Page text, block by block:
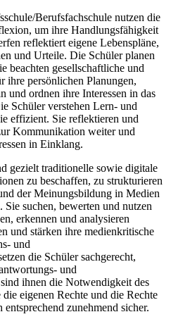
Berufsfachschule nutzen die
um ihre Handlungsfähigkeit
reflektiert eigene Lebenspläne,
und Urteile. Die Schüler planen
beachten gesellschaftliche und
ihre persönlichen Planungen,
und ordnen ihre Interessen in das
Schüler verstehen Lern- und
effizient. Sie reflektieren und
Kommunikation weiter und
in Einklang.
gezielt traditionelle sowie digitale
zu beschaffen, zu strukturieren
der Meinungsbildung in Medien
suchen, bewerten und nutzen
erkennen und analysieren
und stärken ihre medienkritische
und
die Schüler sachgerecht,
und
ihnen die Notwendigkeit des
eigenen Rechte und die Rechte
zunehmend sicher.